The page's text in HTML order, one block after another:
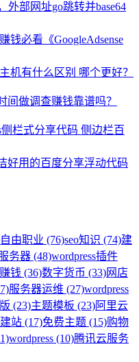
外部网址go跳转并base64
钱必看《GoogleAdsense
机有什么区别 哪个更好？
间做调查赚钱靠谱吗？
栏式分享代码 侧边栏百
好用的百度分享浮动代码
自由职业 (76)seo知识 (74)建
务器 (48)wordpress插件
钱 (36)数字货币 (33)网店
服务器运维 (27)wordpress
(23)主题模板 (23)阿里云
站 (17)免费主题 (15)购物
wordpress (10)腾讯云服务